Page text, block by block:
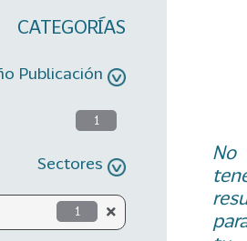
CATEGORÍAS
Publicación
1
Sectores
1
No